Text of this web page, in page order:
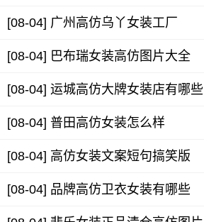
[08-04] 广州高仿乌丫女装工厂
[08-04] 巴布瑞女装高仿图片大全
[08-04] 运城高仿大牌女装店有哪些
[08-04] 普田高仿女装怎么样
[08-04] 高仿女装文案短句搞笑版
[08-04] 品牌高仿卫衣女装有哪些